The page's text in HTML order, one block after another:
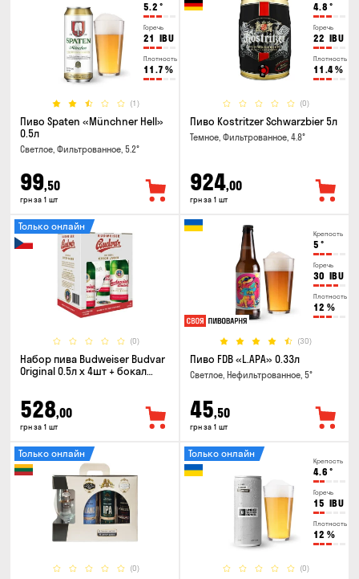
5.2 °
Горечь
21 IBU
Плотность
11.7 %
(1)
Пиво Spaten «Münchner Hell»
0.5л
Светлое, Фильтрованное, 5.2°
99,50
грн за 1 шт
4.8 °
Горечь
22 IBU
Плотность
11.4%
(0)
Пиво Kostritzer Schwarzbier 5л
Темное, Фильтрованное, 4.8°
924,00
грн за 1 шт
(0)
Только онлайн
Набор пива Budweiser Budvar
Original 0.5л х 4шт + бокал
528,00
грн за 1 шт
Крепость
5 °
Горечь
30 IBU
Плотность
12 %
(30)
Пиво FDB «L.APA» 0.33л
Светлое, Нефильтрованное, 5°
45,50
грн за 1 шт
(0)
Только онлайн
Крепость
4.6 °
Горечь
15 IBU
Плотность
12 %
(0)
Только онлайн